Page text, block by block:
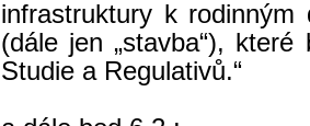
infrastruktury k
(dále jen „stavba“),
Studie a Regulativů.“